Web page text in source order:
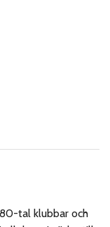
tal klubbar och